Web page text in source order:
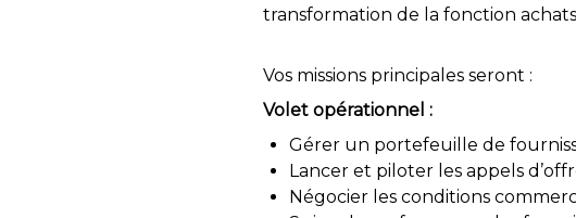
transformation de la fonction
Vos missions principales seront :
Volet opérationnel :
Gérer un portefeuille de
Lancer et piloter les appels
Négocier les conditions